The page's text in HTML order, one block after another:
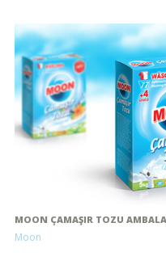
MOON ÇAMAŞIR TOZU
Moon